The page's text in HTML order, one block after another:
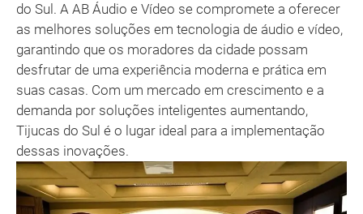
do Sul. A AB Áudio e Vídeo se compromete a oferecer
as melhores soluções em tecnologia de áudio e vídeo,
garantindo que os moradores da cidade possam
desfrutar de uma experiência moderna e prática em
suas casas. Com um mercado em crescimento e a
demanda por soluções inteligentes aumentando,
Tijucas do Sul é o lugar ideal para a implementação
dessas inovações.